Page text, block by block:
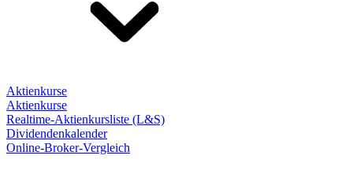
Aktienkurse
Aktienkurse
Realtime-Aktienkursliste (L&S)
Dividendenkalender
Online-Broker-Vergleich